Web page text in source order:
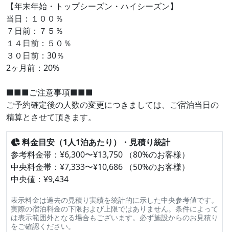
【年末年始・トップシーズン・ハイシーズン】
当日：１００％
７日前：７５％
１４日前：５０％
３０日前：30％
2ヶ月前：20%
■■■ご注意事項■■■
ご予約確定後の人数の変更につきましては、ご宿泊当日の
精算とさせて頂きます。
料金目安（1人1泊あたり）・見積り統計
参考料金帯：¥6,300〜¥13,750 （80%のお客様）
中央料金帯：¥7,333〜¥10,686 （50%のお客様）
中央値：¥9,434
表示料金は過去の見積り実績を統計的に示した中央参考値です。
実際の宿泊料金の下限および上限ではありません。条件によって
は表示範囲外となる場合もございます。必ず施設からのお見積り
をご確認ください。